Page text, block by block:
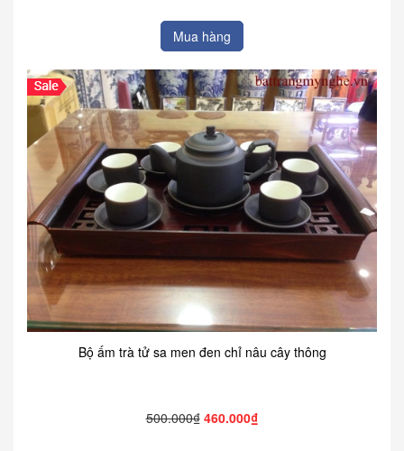
Mua hàng
Bộ ấm trà tử sa men đen chỉ nâu cây thông
500.000₫ 460.000₫